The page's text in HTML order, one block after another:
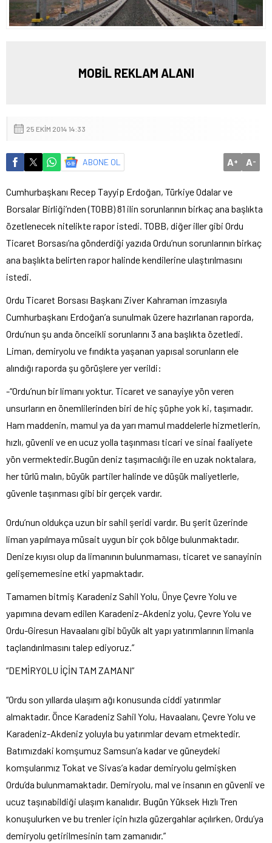
MOBİL REKLAM ALANI
25 EKIM 2014 14:33
ABONE OL A+ A-
Cumhurbaşkanı Recep Tayyip Erdoğan, Türkiye Odalar ve
Borsalar Birliği’nden (TOBB) 81 ilin sorunlarının birkaç ana başlıkta
özetlenecek nitelikte rapor istedi. TOBB, diğer iller gibi Ordu
Ticaret Borsası’na gönderdiği yazıda Ordu’nun sorunlarının birkaç
ana başlıkta belirten rapor halinde kendilerine ulaştırılmasını
istedi.
Ordu Ticaret Borsası Başkanı Ziver Kahraman imzasıyla
Cumhurbaşkanı Erdoğan’a sunulmak üzere hazırlanan raporda,
Ordu’nun şu anda önceikli sorunlarını 3 ana başlıkta özetledi.
Liman, demiryolu ve fındıkta yaşanan yapısal sorunların ele
alındığı raporda şu görüşlere yer verildi:
-“Ordu’nun bir limanı yoktur. Ticaret ve sanayiye yön veren
unsurların en önemlilerinden biri de hiç şüphe yok ki, taşımadır.
Ham maddenin, mamul ya da yarı mamul maddelerle hizmetlerin,
hızlı, güvenli ve en ucuz yolla taşınması ticari ve sinai faaliyete
yön vermektedir.Bugün deniz taşımacılığı ile en uzak noktalara,
her türlü malın, büyük partiler halinde ve düşük maliyetlerle,
güvenle taşınması gibi bir gerçek vardır.
Ordu’nun oldukça uzun bir sahil şeridi vardır. Bu şerit üzerinde
liman yapılmaya müsait uygun bir çok bölge bulunmaktadır.
Denize kıyısı olup da limanının bulunmaması, ticaret ve sanayinin
gelişememesine etki yapmaktadır.
Tamamen bitmiş Karadeniz Sahil Yolu, Ünye Çevre Yolu ve
yapımına devam edilen Karadeniz-Akdeniz yolu, Çevre Yolu ve
Ordu-Giresun Havaalanı gibi büyük alt yapı yatırımlarının limanla
taçlandırılmasını talep ediyoruz.”
“DEMİRYOLU İÇİN TAM ZAMANI”
“Ordu son yıllarda ulaşım ağı konusunda ciddi yatırımlar
almaktadır. Önce Karadeniz Sahil Yolu, Havaalanı, Çevre Yolu ve
Karadeniz-Akdeniz yoluyla bu yatırımlar devam etmektedir.
Batımızdaki komşumuz Samsun’a kadar ve güneydeki
komşularımız Tokat ve Sivas’a kadar demiryolu gelmişken
Ordu’da bulunmamaktadır. Demiryolu, mal ve insanın en güvenli ve
ucuz taşınabildiği ulaşım kanalıdır. Bugün Yüksek Hızlı Tren
konuşulurken ve bu trenler için hızla güzergahlar açılırken, Ordu’ya
demiryolu getirilmesinin tam zamanıdır.”